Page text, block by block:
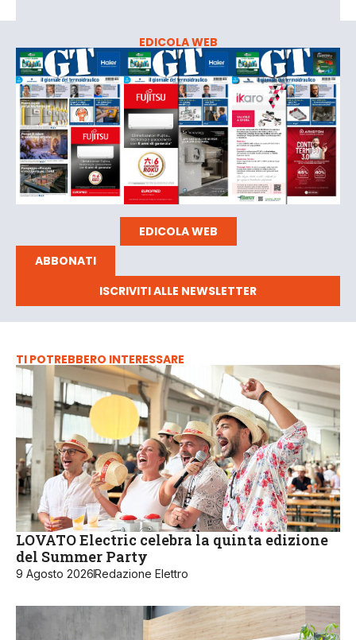
EDICOLA WEB
EDICOLA WEB
ABBONATI
ISCRIVITI ALLE NEWSLETTER
TI POTREBBERO INTERESSARE
LOVATO Electric celebra la quinta edizione
del Summer Party
9 Agosto 2026Redazione Elettro